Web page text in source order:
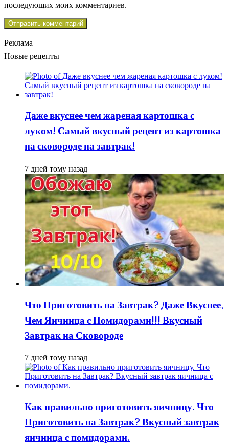
последующих моих комментариев.
Реклама
Новые рецепты
Даже вкуснее чем жареная картошка с
луком! Самый вкусный рецепт из картошка
на сковороде на завтрак!
7 дней тому назад
Что Приготовить на Завтрак? Даже Вкуснее,
Чем Яичница с Помидорами!!! Вкусный
Завтрак на Сковороде
7 дней тому назад
Как правильно приготовить яичницу. Что
Приготовить на Завтрак? Вкусный завтрак
яичница с помидорами.